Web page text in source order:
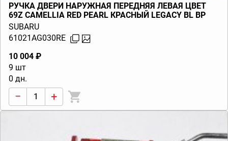
РУЧКА ДВЕРИ НАРУЖНАЯ ПЕРЕДНЯЯ ЛЕВАЯ ЦВЕТ
69Z CAMELLIA RED PEARL КРАСНЫЙ LEGACY BL BP
(B13) 2003-2009
SUBARU
61021AG030RE
10 004 ₽
9 шт
0 дн.
− +